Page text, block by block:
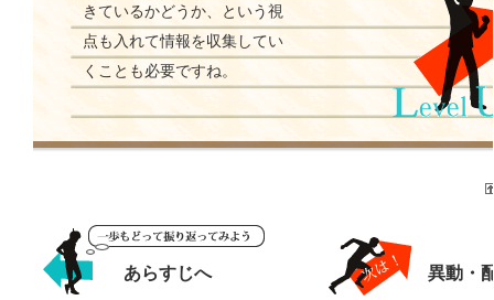
きているかどうか、という視
点も入れて情報を収集してい
くことも必要ですね。
あらすじへ 異動・